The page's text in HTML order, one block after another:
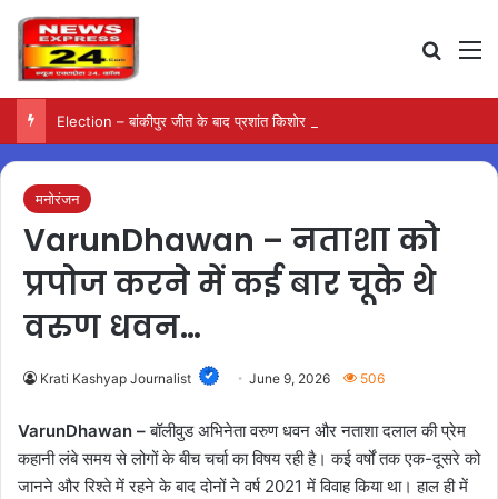
मनोरंजन
VarunDhawan – नताशा को
प्रपोज करने में कई बार चूके थे
वरुण धवन…
Krati Kashyap Journalist June 9, 2026 506
VarunDhawan –बॉलीवुड अभिनेता वरुण धवन और नताशा दलाल की प्रेम
कहानी लंबे समय से लोगों के बीच चर्चा का विषय रही है। कई वर्षों तक एक-दूसरे को
जानने और रिश्ते में रहने के बाद दोनों ने वर्ष 2021 में विवाह किया था। हाल ही में